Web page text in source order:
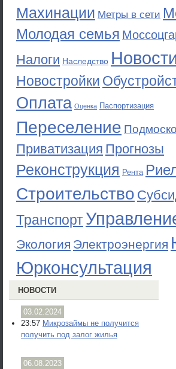
Махинации Метры в сети
Молодая семья
Налоги Наследство
Новостройки
Оплата Оценка Паспортизация
Переселение
Приватизация Прогнозы
Реконструкция Рента
Строительство
Транспорт
Экология Электроэнергия
Юрконсультация
НОВОСТИ
03.02.2024
23:57 Микрозаймы не получится
получить под залог жилья
06.08.2023